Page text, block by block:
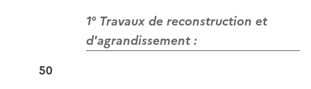
1° Travaux de reconstruction et
d'agrandissement :
50